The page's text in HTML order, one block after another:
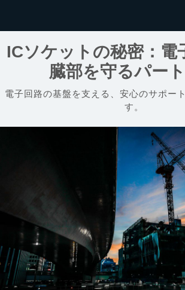
ICソケットの秘密：電
臓部を守るパー
電子回路の基盤を支える、安心のサポー
す。